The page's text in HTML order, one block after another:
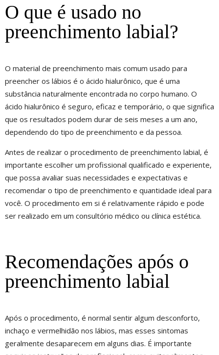
O que é usado no
preenchimento labial?
O material de preenchimento mais comum usado para
preencher os lábios é o ácido hialurônico, que é uma
substância naturalmente encontrada no corpo humano. O
ácido hialurônico é seguro, eficaz e temporário, o que significa
que os resultados podem durar de seis meses a um ano,
dependendo do tipo de preenchimento e da pessoa.
Antes de realizar o procedimento de preenchimento labial, é
importante escolher um profissional qualificado e experiente,
que possa avaliar suas necessidades e expectativas e
recomendar o tipo de preenchimento e quantidade ideal para
você. O procedimento em si é relativamente rápido e pode
ser realizado em um consultório médico ou clínica estética.
Recomendações após o
preenchimento labial
Após o procedimento, é normal sentir algum desconforto,
inchaço e vermelhidão nos lábios, mas esses sintomas
geralmente desaparecem em alguns dias. É importante